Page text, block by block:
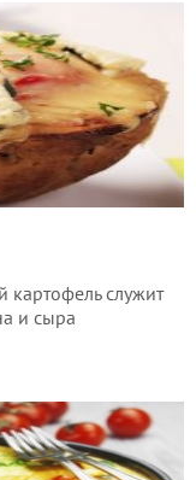
картофель служит
и сыра